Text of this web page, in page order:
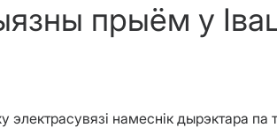
прыём у
электрасувязі намеснік дырэктара